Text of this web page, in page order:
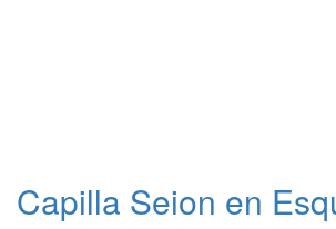
Capilla Seion en